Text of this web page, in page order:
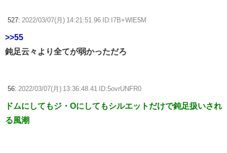
527: 2022/03/07(月) 14:21:51.96 ID:I7B+WlE5M
>>55
鈍足云々より全てが弱かっただろ
56: 2022/03/07(月) 13:36:48.41 ID:5ovrUNFR0
ドムにしてもジ・Oにしてもシルエットだけで鈍足扱いされ
る風潮